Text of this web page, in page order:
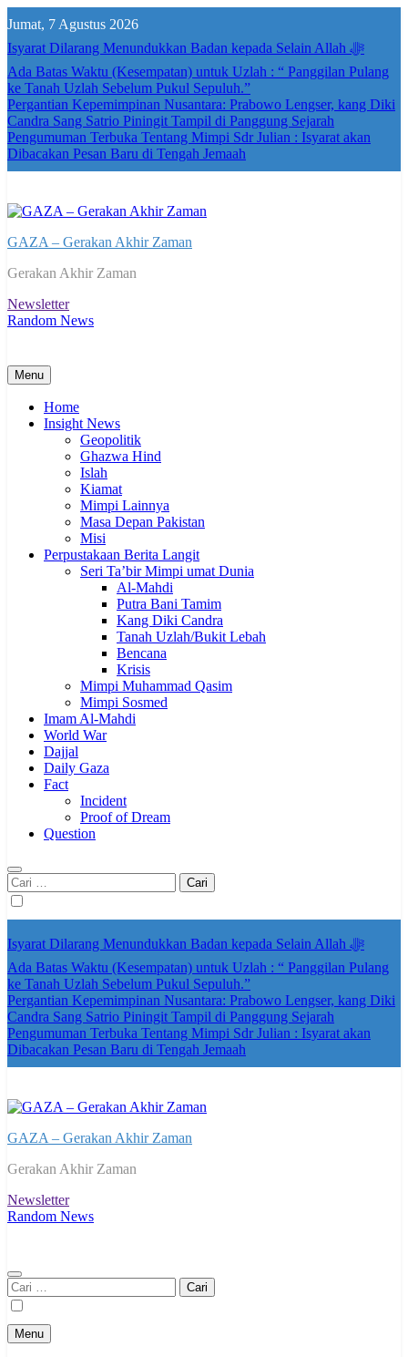
to
content
Jumat, 7 Agustus 2026
Isyarat Dilarang Menundukkan Badan kepada Selain Allah ﷻ
Ada Batas Waktu (Kesempatan) untuk Uzlah : “ Panggilan Pulang
ke Tanah Uzlah Sebelum Pukul Sepuluh.”
Pergantian Kepemimpinan Nusantara: Prabowo Lengser, kang Diki
Candra Sang Satrio Piningit Tampil di Panggung Sejarah
Pengumuman Terbuka Tentang Mimpi Sdr Julian : Isyarat akan
Dibacakan Pesan Baru di Tengah Jemaah
GAZA – Gerakan Akhir Zaman
Gerakan Akhir Zaman
Newsletter
Random News
Menu
Home
Insight News
Geopolitik
Ghazwa Hind
Islah
Kiamat
Mimpi Lainnya
Masa Depan Pakistan
Misi
Perpustakaan Berita Langit
Seri Ta’bir Mimpi umat Dunia
Al-Mahdi
Putra Bani Tamim
Kang Diki Candra
Tanah Uzlah/Bukit Lebah
Bencana
Krisis
Mimpi Muhammad Qasim
Mimpi Sosmed
Imam Al-Mahdi
World War
Dajjal
Daily Gaza
Fact
Incident
Proof of Dream
Question
Cari
untuk:
Isyarat Dilarang Menundukkan Badan kepada Selain Allah ﷻ
Ada Batas Waktu (Kesempatan) untuk Uzlah : “ Panggilan Pulang
ke Tanah Uzlah Sebelum Pukul Sepuluh.”
Pergantian Kepemimpinan Nusantara: Prabowo Lengser, kang Diki
Candra Sang Satrio Piningit Tampil di Panggung Sejarah
Pengumuman Terbuka Tentang Mimpi Sdr Julian : Isyarat akan
Dibacakan Pesan Baru di Tengah Jemaah
GAZA – Gerakan Akhir Zaman
Gerakan Akhir Zaman
Newsletter
Random News
Cari
untuk:
Menu